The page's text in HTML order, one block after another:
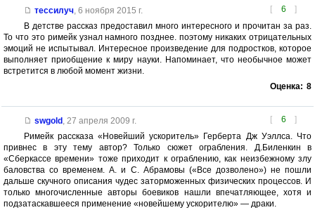
[ 6 ]
тессилуч, 6 ноября 2015 г.
В детстве рассказ предоставил много интересного и прочитан за раз.
То что это римейк узнал намного позднее. поэтому никаких отрицательных
эмоций не испытывал. Интересное произведение для подростков, которое
выполняет приобщение к миру науки. Напоминает, что необычное может
встретится в любой момент жизни.
Оценка: 8
[ 6 ]
swgold , 27 апреля 2009 г.
Римейк рассказа «Новейший ускоритель» Герберта Дж Уэллса. Что
привнес в эту тему автор? Только сюжет ограбления. Д.Биленкин в
«Сберкассе времени» тоже приходит к ограблению, как неизбежному злу
баловства со временем. А. и С. Абрамовы («Все дозволено») не пошли
дальше скучного описания чудес заторможенных физических процессов. И
только многочисленные авторы боевиков нашли впечатляющее, хотя и
подзатаскавшееся применение «новейшему ускорителю» — драки.